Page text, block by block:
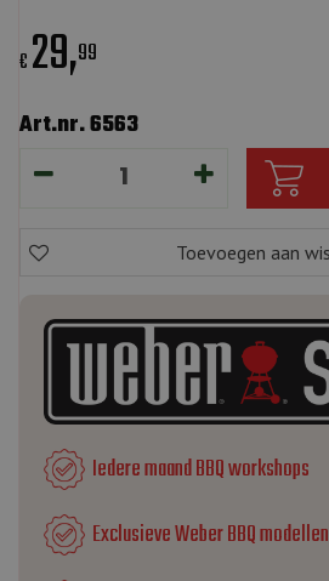
€29,99
Art.nr. 6563
Iedere maand BBQ workshops
Exclusieve Weber BBQ modellen